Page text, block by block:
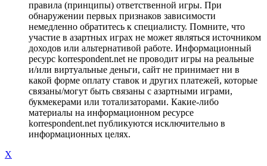
правила (принципы) ответственной игры. При
обнаружении первых признаков зависимости
немедленно обратитесь к специалисту. Помните, что
участие в азартных играх не может являться источником
доходов или альтернативой работе. Информационный
ресурс korrespondent.net не проводит игры на реальные
и/или виртуальные деньги, сайт не принимает ни в
какой форме оплату ставок и других платежей, которые
связаны/могут быть связаны с азартными играми,
букмекерами или тотализаторами. Какие-либо
материалы на информационном ресурсе
korrespondent.net публикуются исключительно в
информационных целях.
X